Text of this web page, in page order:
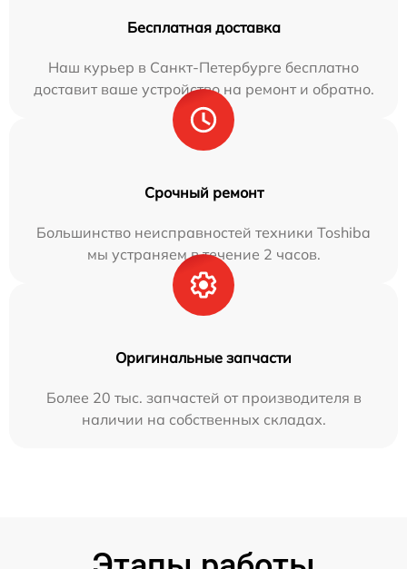
Бесплатная доставка
Наш курьер в Санкт-Петербурге бесплатно
доставит ваше устройство на ремонт и обратно.
Срочный ремонт
Большинство неисправностей техники Toshiba
мы устраняем в течение 2 часов.
Оригинальные запчасти
Более 20 тыс. запчастей от производителя в
наличии на собственных складах.